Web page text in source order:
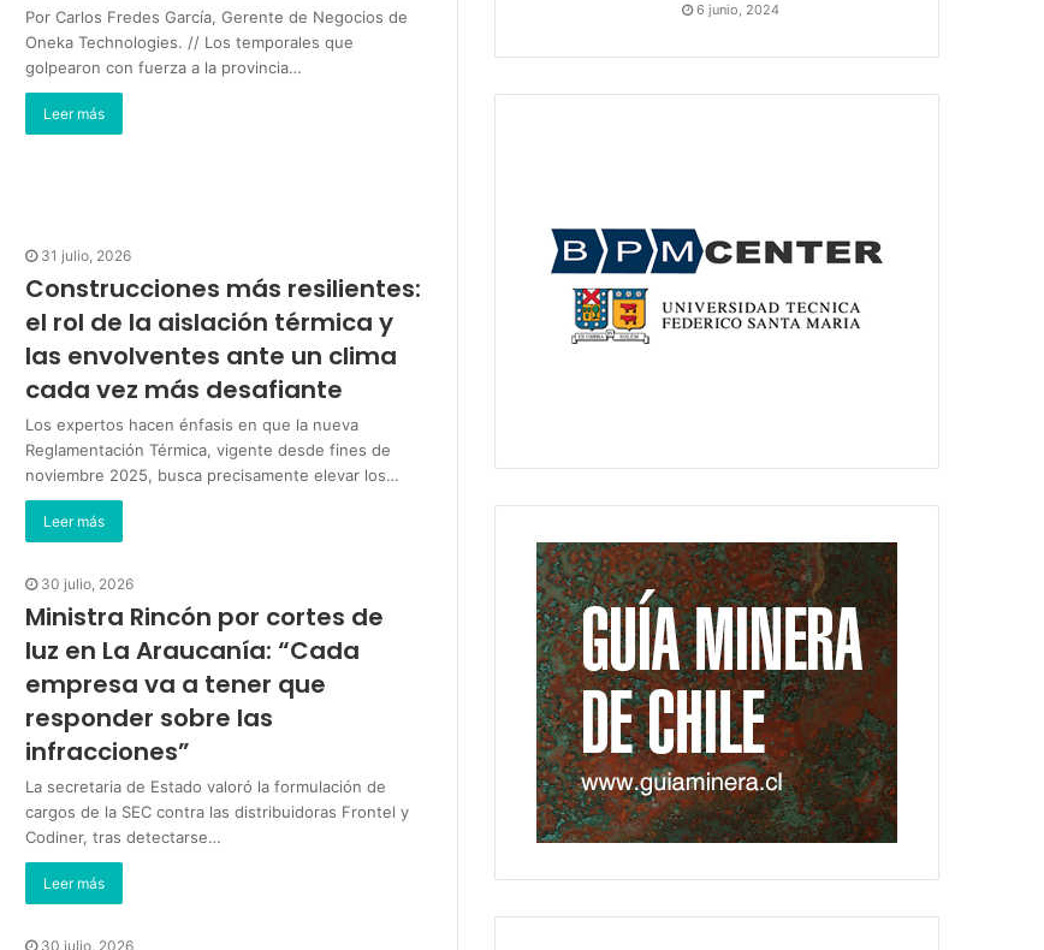
Por Carlos Fredes García, Gerente de Negocios de
Oneka Technologies. // Los temporales que
golpearon con fuerza a la provincia…
Leer más
31 julio, 2026
Construcciones más resilientes:
el rol de la aislación térmica y
las envolventes ante un clima
cada vez más desafiante
Los expertos hacen énfasis en que la nueva
Reglamentación Térmica, vigente desde fines de
noviembre 2025, busca precisamente elevar los…
Leer más
30 julio, 2026
Ministra Rincón por cortes de
luz en La Araucanía: “Cada
empresa va a tener que
responder sobre las
infracciones”
La secretaria de Estado valoró la formulación de
cargos de la SEC contra las distribuidoras Frontel y
Codiner, tras detectarse…
Leer más
30 julio, 2026
6 junio, 2024